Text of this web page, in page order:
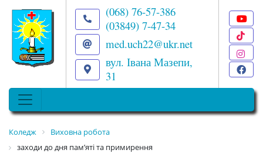
(068) 76-57-386
(03849) 7-47-34
med.uch22@ukr.net
вул. Івана Мазепи,
31
Коледж
Виховна робота
заходи до дня пам’яті та примирення